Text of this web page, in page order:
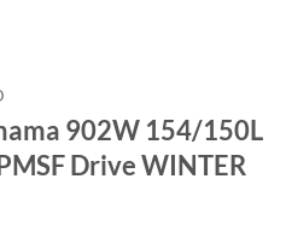
902W 154/150L
Drive WINTER